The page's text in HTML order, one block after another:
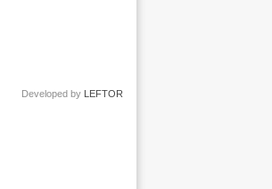
Developed by LEFTOR